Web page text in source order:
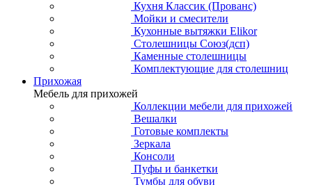
Кухня Классик (Прованс)
Мойки и смесители
Кухонные вытяжки Elikor
Столешницы Союз(дсп)
Каменные столешницы
Комплектующие для столешниц
Прихожая
Мебель для прихожей
Коллекции мебели для прихожей
Вешалки
Готовые комплекты
Зеркала
Консоли
Пуфы и банкетки
Тумбы для обуви